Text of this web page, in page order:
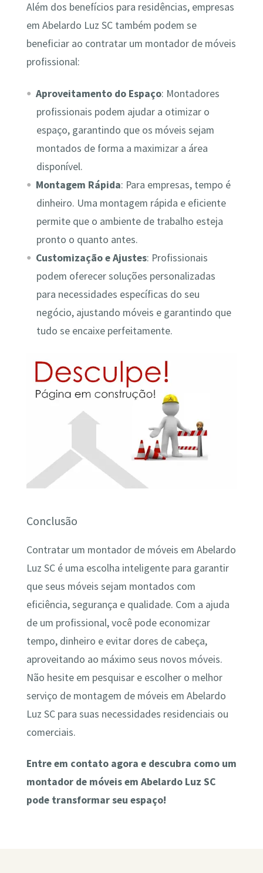
Além dos benefícios para residências, empresas
em Abelardo Luz SC também podem se
beneficiar ao contratar um montador de móveis
profissional:
Aproveitamento do Espaço: Montadores
profissionais podem ajudar a otimizar o
espaço, garantindo que os móveis sejam
montados de forma a maximizar a área
disponível.
Montagem Rápida: Para empresas, tempo é
dinheiro. Uma montagem rápida e eficiente
permite que o ambiente de trabalho esteja
pronto o quanto antes.
Customização e Ajustes: Profissionais
podem oferecer soluções personalizadas
para necessidades específicas do seu
negócio, ajustando móveis e garantindo que
tudo se encaixe perfeitamente.
Conclusão
Contratar um montador de móveis em Abelardo
Luz SC é uma escolha inteligente para garantir
que seus móveis sejam montados com
eficiência, segurança e qualidade. Com a ajuda
de um profissional, você pode economizar
tempo, dinheiro e evitar dores de cabeça,
aproveitando ao máximo seus novos móveis.
Não hesite em pesquisar e escolher o melhor
serviço de montagem de móveis em Abelardo
Luz SC para suas necessidades residenciais ou
comerciais.
Entre em contato agora e descubra como um
montador de móveis em Abelardo Luz SC
pode transformar seu espaço!